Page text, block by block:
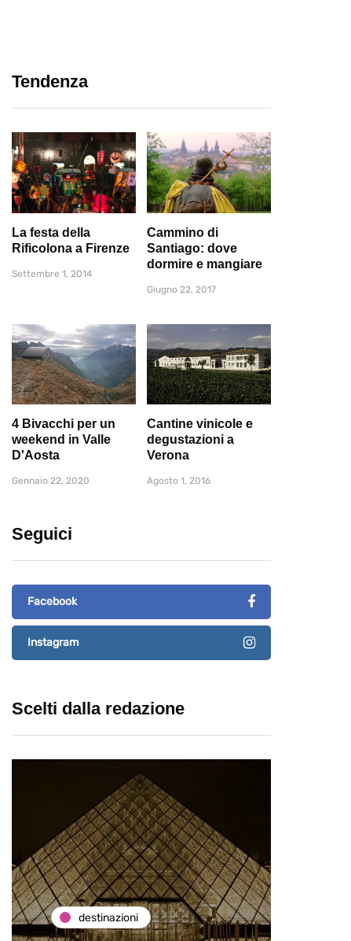
Tendenza
La festa della
Rificolona a Firenze
Settembre 1, 2014
Cammino di
Santiago: dove
dormire e mangiare
Giugno 22, 2017
4 Bivacchi per un
weekend in Valle
D'Aosta
Gennaio 22, 2020
Cantine vinicole e
degustazioni a
Verona
Agosto 1, 2016
Seguici
Facebook
Instagram
Scelti dalla redazione
destinazioni